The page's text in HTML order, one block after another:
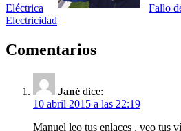
Eléctrica
Fallo
Electricidad
Comentarios
Jané dice:
10 abril 2015 a las 22:19
Manuel leo tus enlaces , veo tus